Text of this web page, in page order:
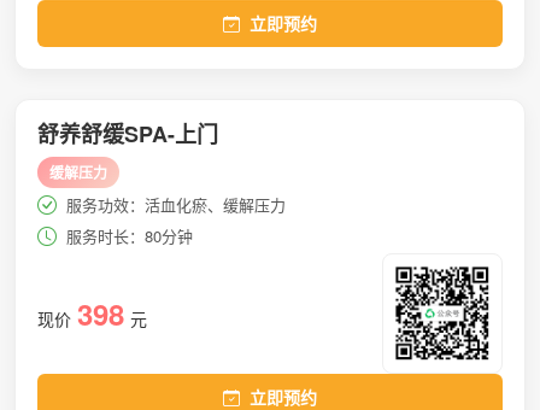
立即预约
舒养舒缓SPA-上门
缓解压力
服务功效：活血化瘀、缓解压力
服务时长：80分钟
现价 398 元
立即预约